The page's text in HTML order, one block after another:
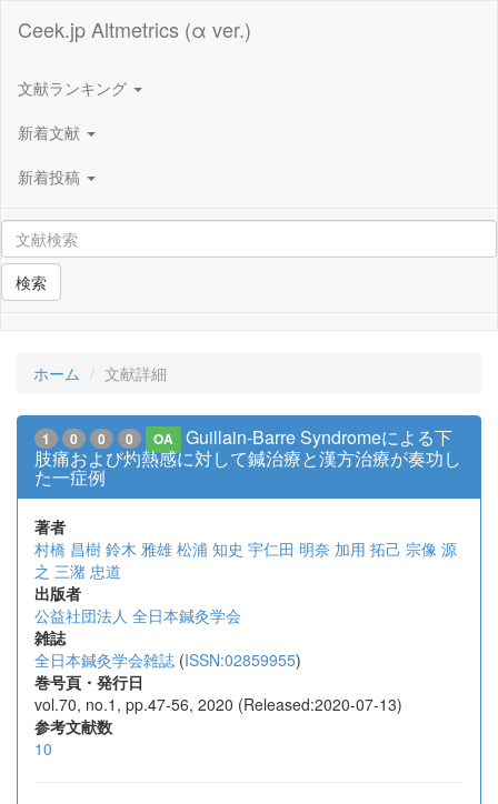
Ceek.jp Altmetrics (α ver.)
文献ランキング
新着文献
新着投稿
検索
ホーム 文献詳細
1 0 0 0 OA
Guillain-Barre Syndromeによる下
肢痛および灼熱感に対して鍼治療と漢方治療が奏功し
た一症例
著者
村橋 昌樹 鈴木 雅雄 松浦 知史 宇仁田 明奈 加用 拓己 宗像 源
之 三潴 忠道
出版者
公益社団法人 全日本鍼灸学会
雑誌
全日本鍼灸学会雑誌 (ISSN:02859955)
巻号頁・発行日
vol.70, no.1, pp.47-56, 2020 (Released:2020-07-13)
参考文献数
10